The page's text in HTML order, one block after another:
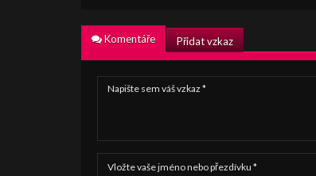
Komentáře Přidat vzkaz